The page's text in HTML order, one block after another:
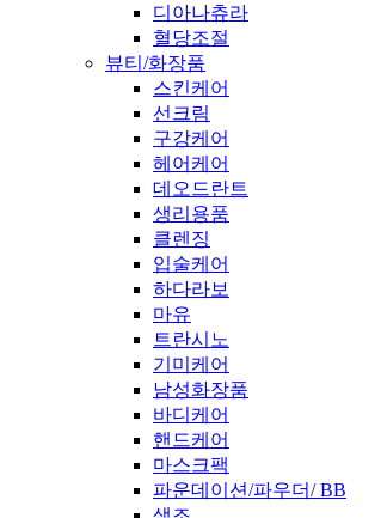
디아나츄라
혈당조절
뷰티/화장품
스킨케어
선크림
구강케어
헤어케어
데오드란트
생리용품
클렌징
입술케어
하다라보
마유
트란시노
기미케어
남성화장품
바디케어
핸드케어
마스크팩
파운데이션/파우더/ BB